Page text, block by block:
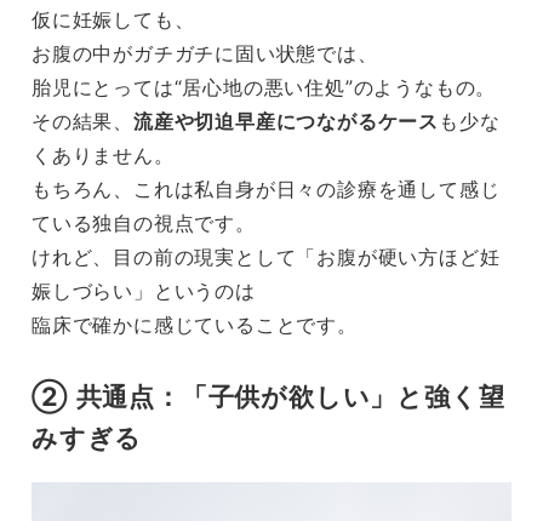
仮に妊娠しても、
お腹の中がガチガチに固い状態では、
胎児にとっては“居心地の悪い住処”のようなもの。
その結果、 流産や切迫早産につながるケース も少な
くありません。
もちろん、これは私自身が日々の診療を通して感じ
ている独自の視点です。
けれど、目の前の現実として「お腹が硬い方ほど妊
娠しづらい」というのは
臨床で確かに感じていることです。
② 共通点：「子供が欲しい」と強く望
みすぎる